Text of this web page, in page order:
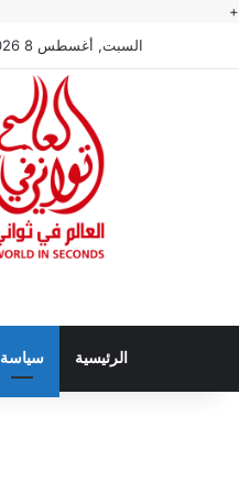
+
السبت, أغسطس 8 2026
الرئيسية سياسة